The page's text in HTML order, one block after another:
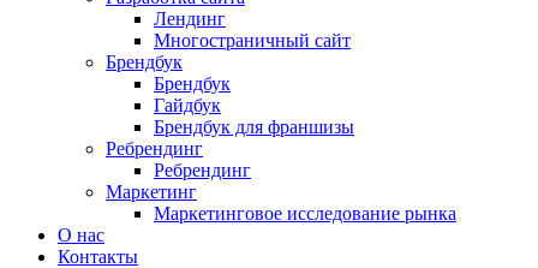
Лендинг
Многостраничный сайт
Брендбук
Брендбук
Гайдбук
Брендбук для франшизы
Ребрендинг
Ребрендинг
Маркетинг
Маркетинговое исследование рынка
О нас
Контакты